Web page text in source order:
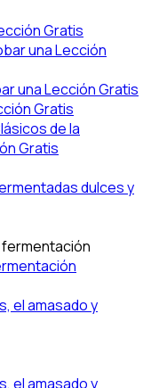
Gratis
una Lección
una Lección Gratis
Gratis
de la
Gratis
dulces y
fermentación
el amasado y
el amasado y